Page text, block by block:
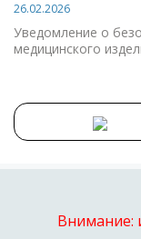
26.02.2026
Уведомление о
медицинского
Внимание: